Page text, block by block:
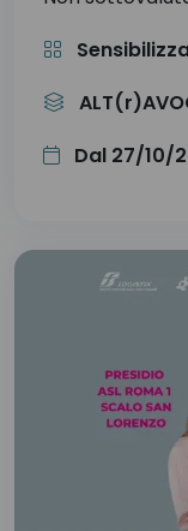
Dal 27/10/